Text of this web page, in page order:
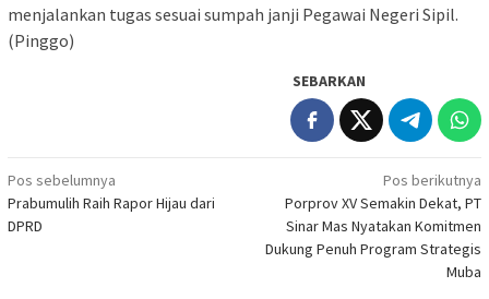
menjalankan tugas sesuai sumpah janji Pegawai Negeri Sipil.
(Pinggo)
SEBARKAN
Navigasi
pos
Pos sebelumnya
Prabumulih Raih Rapor Hijau dari
DPRD
Pos berikutnya
Porprov XV Semakin Dekat, PT
Sinar Mas Nyatakan Komitmen
Dukung Penuh Program Strategis
Muba